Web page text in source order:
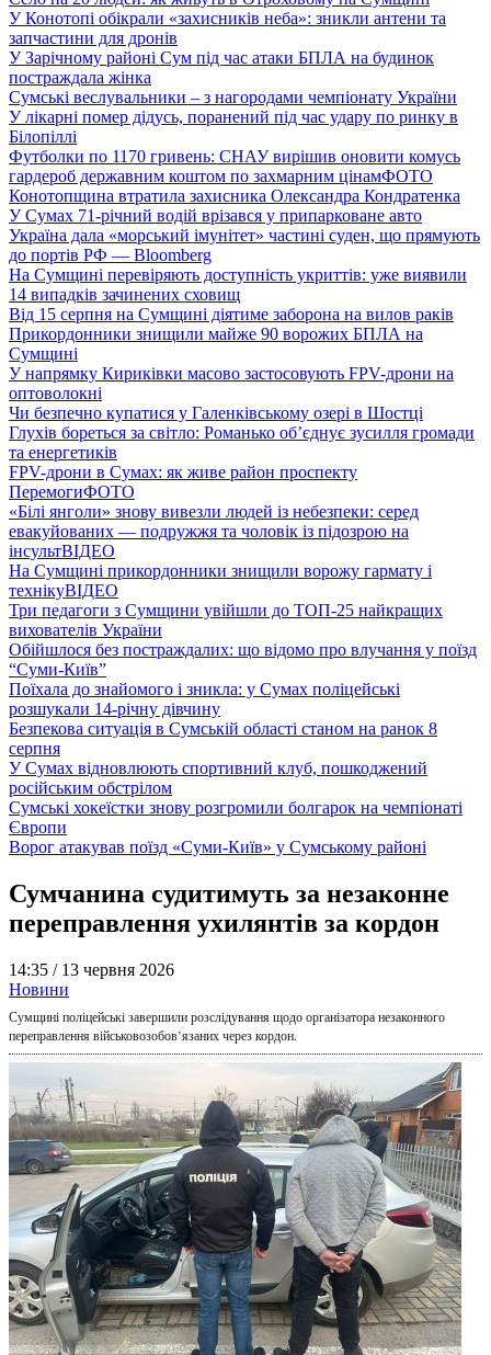
У Конотопі обікрали «захисників неба»: зникли антени та
запчастини для дронів
У Зарічному районі Сум під час атаки БПЛА на будинок
постраждала жінка
Сумські веслувальники – з нагородами чемпіонату України
У лікарні помер дідусь, поранений під час удару по ринку в
Білопіллі
Футболки по 1170 гривень: СНАУ вирішив оновити комусь
гардероб державним коштом по захмарним цінамФОТО
Конотопщина втратила захисника Олександра Кондратенка
У Сумах 71-річний водій врізався у припарковане авто
Україна дала «морський імунітет» частині суден, що прямують
до портів РФ — Bloomberg
На Сумщині перевіряють доступність укриттів: уже виявили
14 випадків зачинених сховищ
Від 15 серпня на Сумщині діятиме заборона на вилов раків
Прикордонники знищили майже 90 ворожих БПЛА на
Сумщині
У напрямку Кириківки масово застосовують FPV-дрони на
оптоволокні
Чи безпечно купатися у Галенківському озері в Шостці
Глухів бореться за світло: Романько об’єднує зусилля громади
та енергетиків
FPV-дрони в Сумах: як живе район проспекту
ПеремогиФОТО
«Білі янголи» знову вивезли людей із небезпеки: серед
евакуйованих — подружжя та чоловік із підозрою на
інсультВІДЕО
На Сумщині прикордонники знищили ворожу гармату і
технікуВІДЕО
Три педагоги з Сумщини увійшли до ТОП-25 найкращих
вихователів України
Обійшлося без постраждалих: що відомо про влучання у поїзд
“Суми-Київ”
Поїхала до знайомого і зникла: у Сумах поліцейські
розшукали 14-річну дівчину
Безпекова ситуація в Сумській області станом на ранок 8
серпня
У Сумах відновлюють спортивний клуб, пошкоджений
російським обстрілом
Сумські хокеїстки знову розгромили болгарок на чемпіонаті
Європи
Ворог атакував поїзд «Суми-Київ» у Сумському районі
Сумчанина судитимуть за незаконне
переправлення ухилянтів за кордон
14:35 / 13 червня 2026
Новини
Сумщині поліцейські завершили розслідування щодо організатора незаконного
переправлення військовозобов’язаних через кордон.